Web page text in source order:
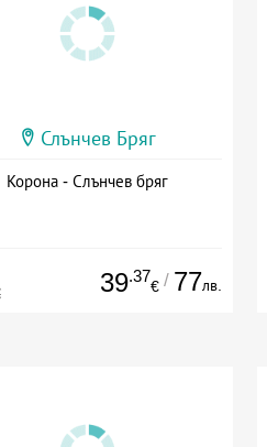
Слънчев Бряг
Корона - Слънчев бряг
39.37
€ / 77лв.